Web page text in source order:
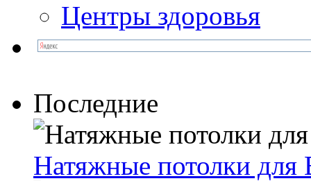
Центры здоровья
Последние
Натяжные потолки для